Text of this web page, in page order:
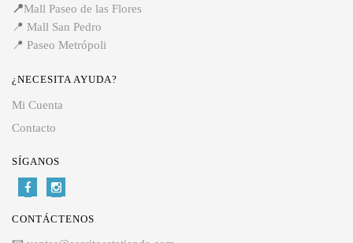
📍Mall Paseo de las Flores
📍 Mall San Pedro
📍 Paseo Metrópoli
¿NECESITA AYUDA?
Mi Cuenta
Contacto
SÍGANOS
CONTÁCTENOS